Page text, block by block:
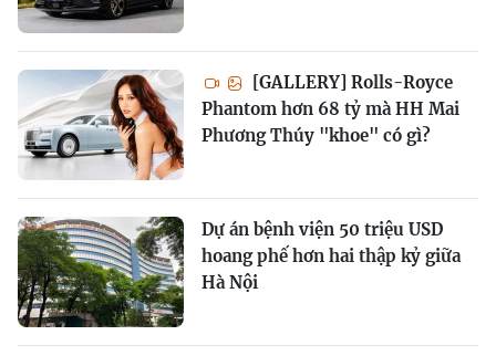
[GALLERY] Rolls-Royce
Phantom hơn 68 tỷ mà HH Mai
Phương Thúy "khoe" có gì?
Dự án bệnh viện 50 triệu USD
hoang phế hơn hai thập kỷ giữa
Hà Nội